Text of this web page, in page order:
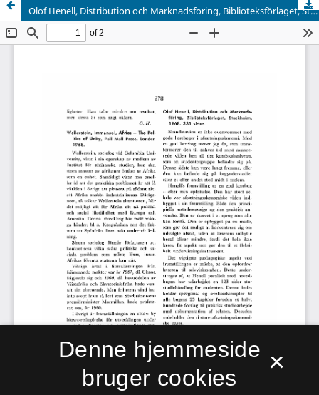
Olof Henell, Distribution och Marknadsforing, Biblioteksförlaget, Stockholm, 1968. 331 sider.
×
Denne hjemmeside
bruger cookies